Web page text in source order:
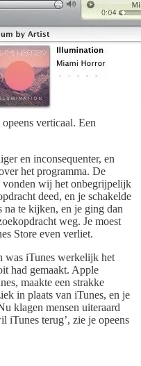
verticaal. Een
en inconsequenter, en
het programma. De
vonden wij het onbegrijpelijk
deed, en je schakelde
na te kijken, en je ging dan
weg. Je moest
Store even verliet.
was iTunes werkelijk het
had gemaakt. Apple
maakte een strakke
in plaats van iTunes, en je
klagen mensen uiteraard
iTunes terug’, zie je opeens